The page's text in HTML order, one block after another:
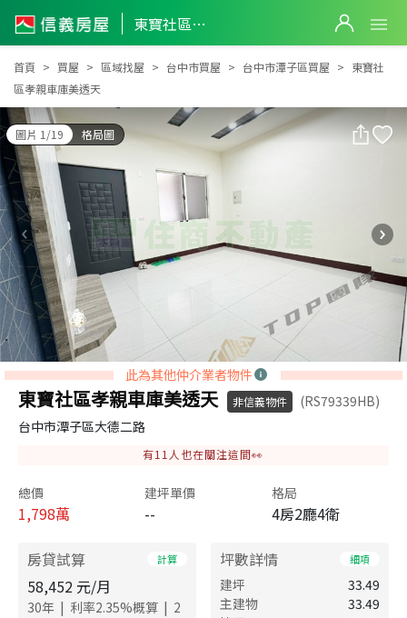
東寶社區孝親車庫美透天
東寶社區孝親車庫美透天
首頁 買屋 區域找屋 台中市買屋 台中市潭子區買屋
東寶社
區孝親車庫美透天
圖片 1/19 格局圖
此為其他仲介業者物件
東寶社區孝親車庫美透天 非信義物件
(RS79339HB)
台中市潭子區大德二路
有11 人也在關注這間👀
總價
1,798萬
建坪單價
--
格局
4房2廳4衛
房貸試算 計算
58,452 元/月
30年 | 利率2.35%概算 | 2
坪數詳情 細項
建坪
33.49
主建物
33.49